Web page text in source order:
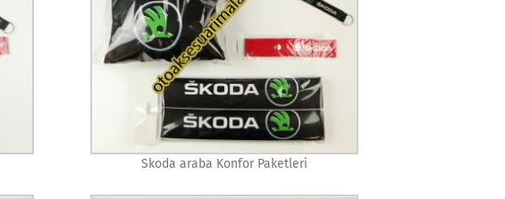
Skoda araba Konfor Paketleri